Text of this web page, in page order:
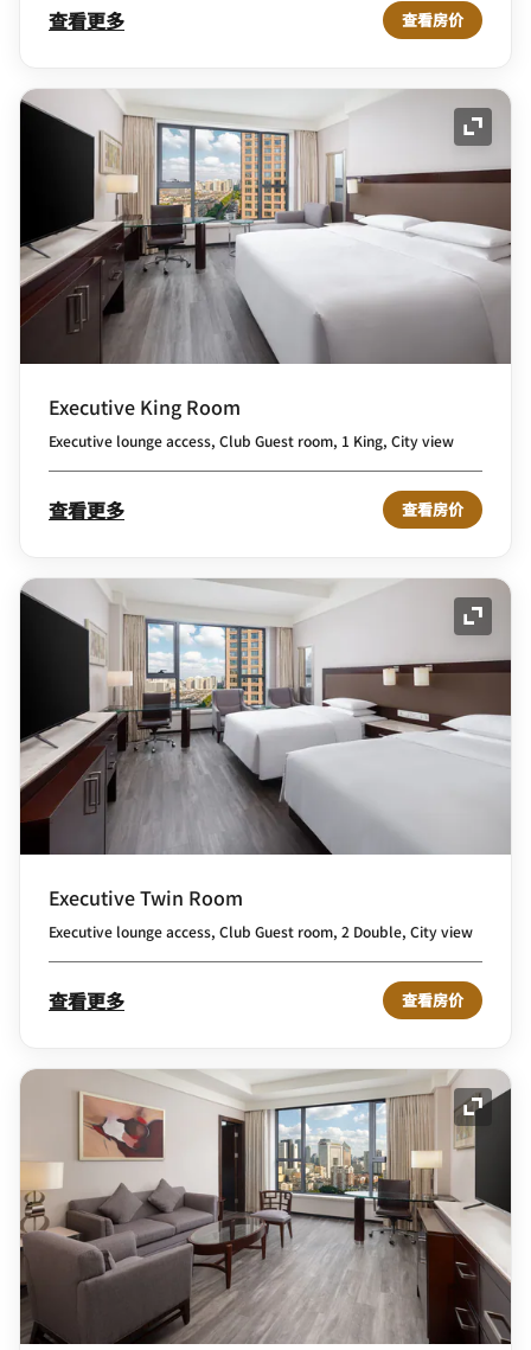
查看更多 查看房价
展开
Executive King Room
Executive lounge access, Club Guest room, 1 King, City view
查看更多 查看房价
展开
Executive Twin Room
Executive lounge access, Club Guest room, 2 Double, City view
查看更多 查看房价
展开